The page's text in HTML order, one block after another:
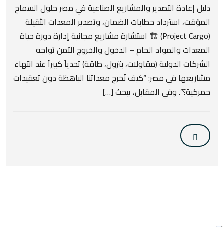
دليل إعادة التصدير والمشاريع الصناعية في مصر حلول السماح
المؤقت، استرداد خطابات الضمان، وتصدير المعدات الثقيلة
(Project Cargo) 🏗️ استشارة مشاريع مجانية إدارة دورة حياة
المعدات والمواد الخام – الدخول والخروج الآمن تواجه
الشركات الدولية (مقاولات، بترول، طاقة) تحدياً كبيراً عند انتهاء
مشاريعها في مصر: “كيف نُخرج معداتنا الباهظة دون تعقيدات
جمركية؟”. وفي المقابل، يبحث […]